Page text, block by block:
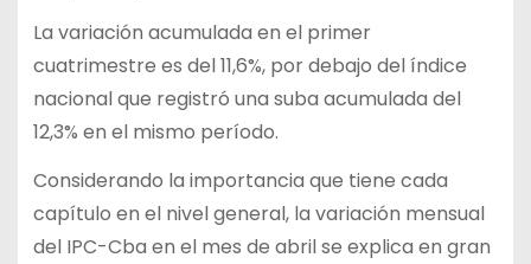
La variación acumulada en el primer
cuatrimestre es del 11,6%, por debajo del índice
nacional que registró una suba acumulada del
12,3% en el mismo período.
Considerando la importancia que tiene cada
capítulo en el nivel general, la variación mensual
del IPC-Cba en el mes de abril se explica en gran